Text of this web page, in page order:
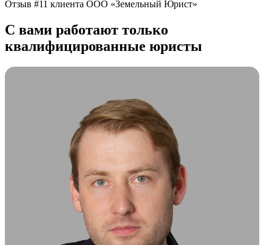
Отзыв #11 клиента ООО «Земельный Юрист»
С вами работают только
квалифицированные юристы